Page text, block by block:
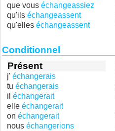
que vous échangeassiez
qu'ils échangeassent
qu'elles échangeassent
Conditionnel
Présent
j' échangerais
tu échangerais
il échangerait
elle échangerait
on échangerait
nous échangerions